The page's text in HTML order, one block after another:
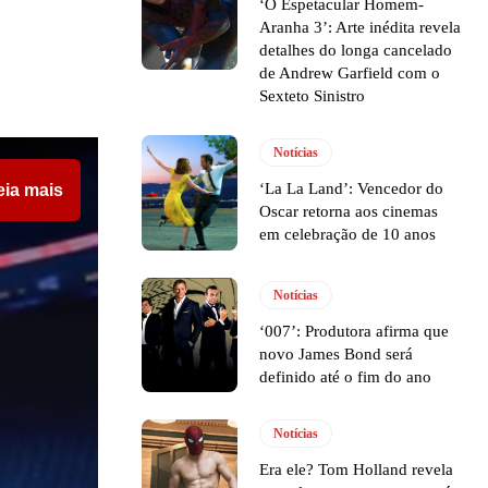
mais
‘O Espetacular Homem-
Aranha 3’: Arte inédita revela
detalhes do longa cancelado
de Andrew Garfield com o
Sexteto Sinistro
Notícias
‘La La Land’: Vencedor do
Oscar retorna aos cinemas
em celebração de 10 anos
Notícias
‘007’: Produtora afirma que
novo James Bond será
definido até o fim do ano
Notícias
Era ele? Tom Holland revela